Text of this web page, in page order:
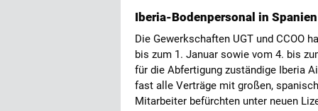
Iberia-Bodenpersonal in
Die Gewerkschaften UGT und CCOO
bis zum 1. Januar sowie vom 4. bis
für die Abfertigung zuständige Iberia
fast alle Verträge mit großen,
Mitarbeiter befürchten unter neuen